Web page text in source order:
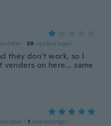
omtaler · 39 opplastinger
they don't work, so I
on here... same
omtaler · 1 opplastinger